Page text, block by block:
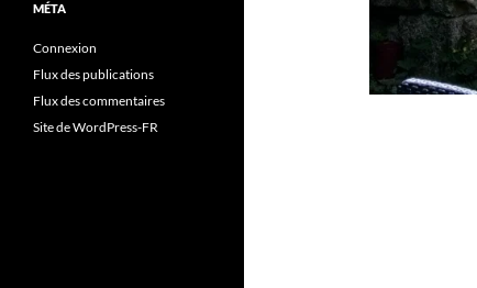
MÉTA
Connexion
Flux des publications
Flux des commentaires
Site de WordPress-FR